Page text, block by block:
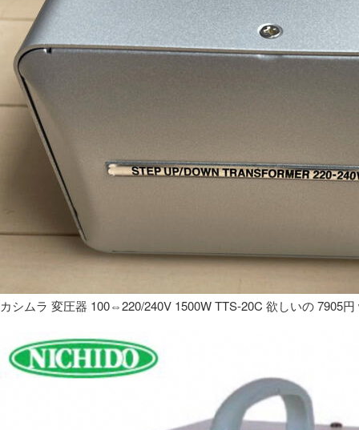
カシムラ 変圧器 100⇔220/240V 1500W TTS-20C 欲しいの 7905円